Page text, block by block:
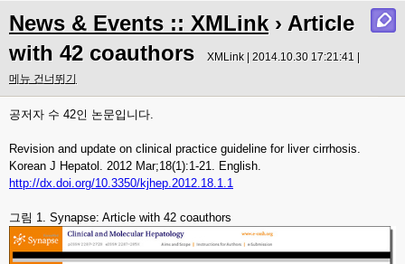
News & Events :: XMLink › Article
with 42 coauthors
XMLink | 2014.10.30 17:21:41 |
메뉴 건너뛰기
공저자 수 42인 논문입니다.
Revision and update on clinical practice guideline for liver cirrhosis.
Korean J Hepatol. 2012 Mar;18(1):1-21. English.
http://dx.doi.org/10.3350/kjhep.2012.18.1.1
그림 1. Synapse: Article with 42 coauthors